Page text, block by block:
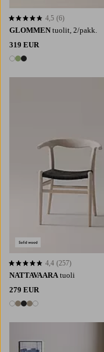
GLOMMEN tuolit, 2/pakk.
319 EUR
3 värejä
4,5 perustuen 6 arvosanaan
4,5 (6)
NATTAVAARA tuoli
279 EUR
5 värejä
4,4 perustuen 257 arvosanaan
4,4 (257)